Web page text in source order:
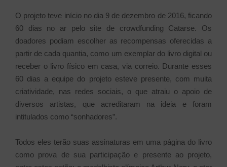
O projeto teve início no dia 9 de dezembro de 2016, ficando
60 dias no ar pelo site de crowdfunding Catarse. Os
doadores podiam escolher as recompensas oferecidas a
partir de cada quantia, como um exemplar do livro digital ou
receber o livro físico em casa, via correio. Durante esses
60 dias a equipe do projeto esteve presente, com muita
criatividade, nas redes sociais, o que atraiu o apoio de
diversos artistas, que acreditaram na ideia e foram
intitulados como “sonhadores”.
Todos eles terão suas assinaturas em uma página do livro
como prova de sua participação e presente ao projeto,